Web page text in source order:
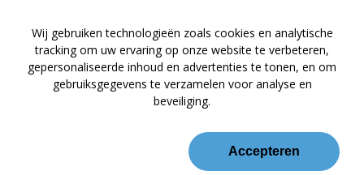
naar
de
inhoud
Privacy Policy
Wij gebruiken technologieën zoals cookies en analytische
tracking om uw ervaring op onze website te verbeteren,
gepersonaliseerde inhoud en advertenties te tonen, en om
gebruiksgegevens te verzamelen voor analyse en
beveiliging.
Accepteren